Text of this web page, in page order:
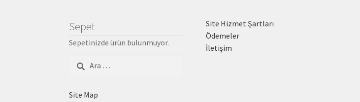
Sepet
Sepetinizde ürün bulunmuyor.
Site Map
Site Hizmet Şartları
Ödemeler
İletişim